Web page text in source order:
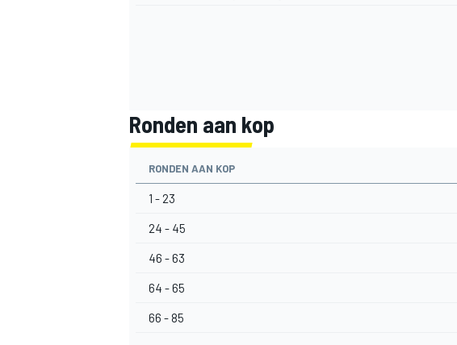
Ronden aan kop
RONDEN AAN KOP
1 - 23
24 - 45
46 - 63
64 - 65
66 - 85